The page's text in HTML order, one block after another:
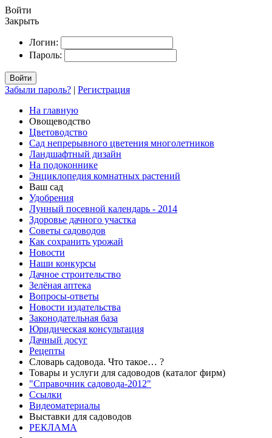
Войти
Закрыть
Логин:
Пароль:
Войти
Забыли пароль? | Регистрация
На главную
Овощеводство
Цветоводство
Сад непрерывного цветения многолетников
Ландшафтный дизайн
На подоконнике
Энциклопедия комнатных растений
Ваш сад
Удобрения
Лунный посевной календарь - 2014
Здоровье дачного участка
Советы садоводов
Как сохранить урожай
Новости
Наши конкурсы
Дачное строительство
Зелёная аптека
Вопросы-ответы
Новости издательства
Законодательная база
Юридическая консультация
Дачный досуг
Рецепты
Словарь садовода. Что такое… ?
Товары и услуги для садоводов (каталог фирм)
"Справочник садовода-2012"
Ссылки
Видеоматериалы
Выставки для садоводов
РЕКЛАМА